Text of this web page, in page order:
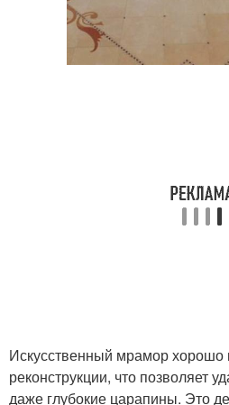
Искусственный мрамор хорошо
реконструкции, что позволяет
даже глубокие царапины. Это